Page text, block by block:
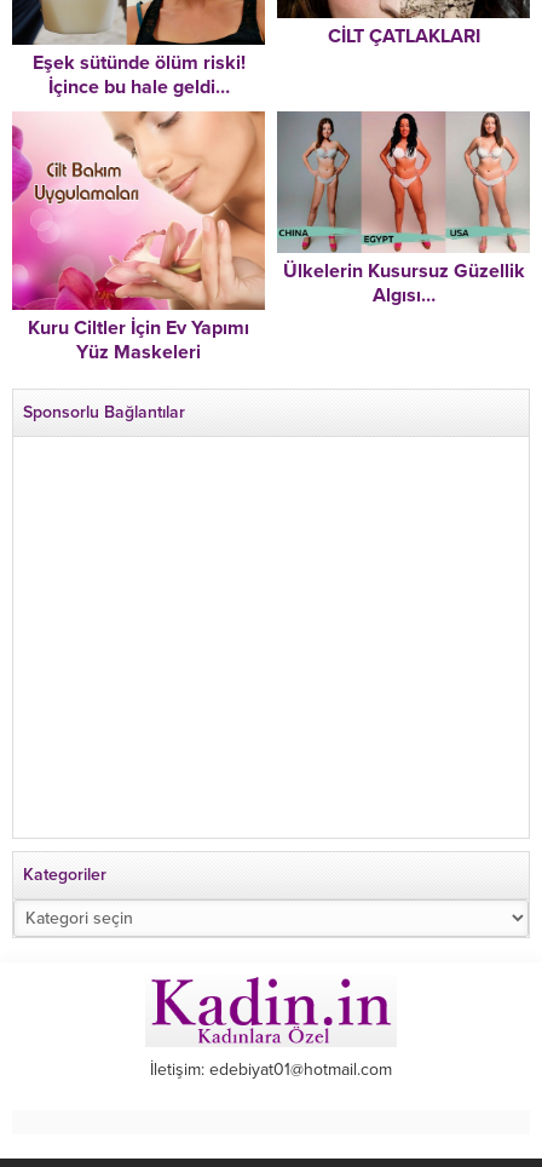
Eşek sütünde ölüm riski!
İçince bu hale geldi…
CİLT ÇATLAKLARI
Kuru Ciltler İçin Ev Yapımı
Yüz Maskeleri
Ülkelerin Kusursuz Güzellik
Algısı…
Sponsorlu Bağlantılar
Kategoriler
Kategoriler
İletişim: edebiyat01@hotmail.com